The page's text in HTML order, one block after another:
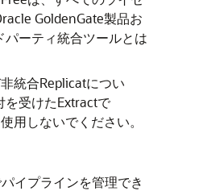
GoldenGate製品お
パーティ統合ツールとは
統合Replicatについ
を受けたExtractで
用しないでください。
イプラインを管理でき